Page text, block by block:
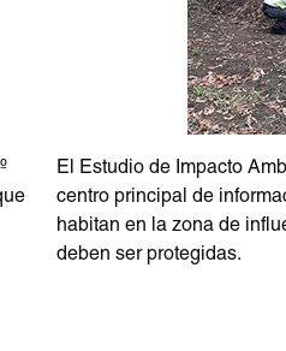
El Estudio de Impacto
centro principal de
habitan en la zona de
deben ser protegidas.